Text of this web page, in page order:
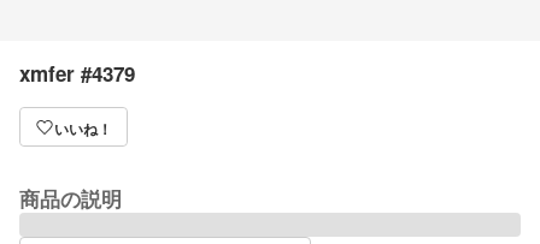
xmfer #4379
いいね！
商品の説明